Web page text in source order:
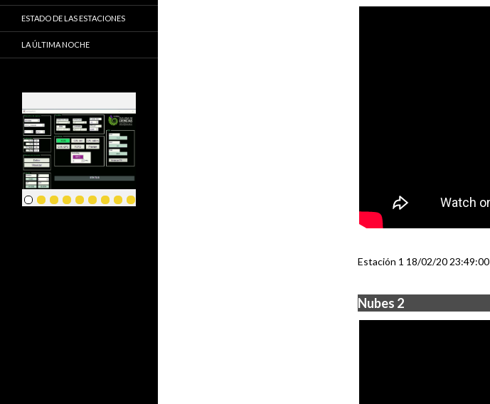
Estación 1 18/02/20 23:49:00
Nubes 2
ESTADO DE LAS ESTACIONES
LA ÚLTIMA NOCHE